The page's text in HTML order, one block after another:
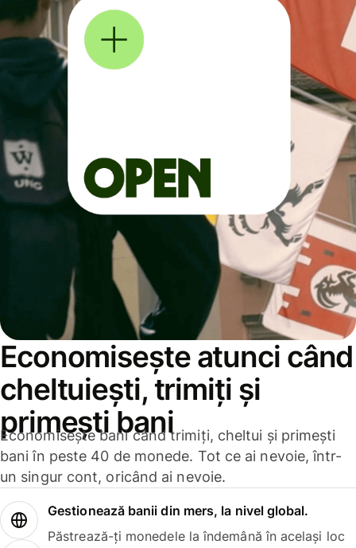
Economisește atunci când
cheltuiești, trimiți și
primești bani
Economisește bani când trimiți, cheltui și primești
bani în peste 40 de monede. Tot ce ai nevoie, într-
un singur cont, oricând ai nevoie.
Gestionează banii din mers, la nivel global.
Păstrează-ți monedele la îndemână în același loc